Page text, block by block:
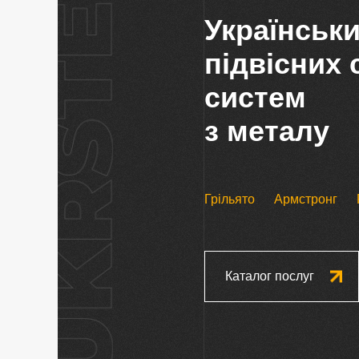
систем
з металу
Грільято Армстронг
Каталог послуг